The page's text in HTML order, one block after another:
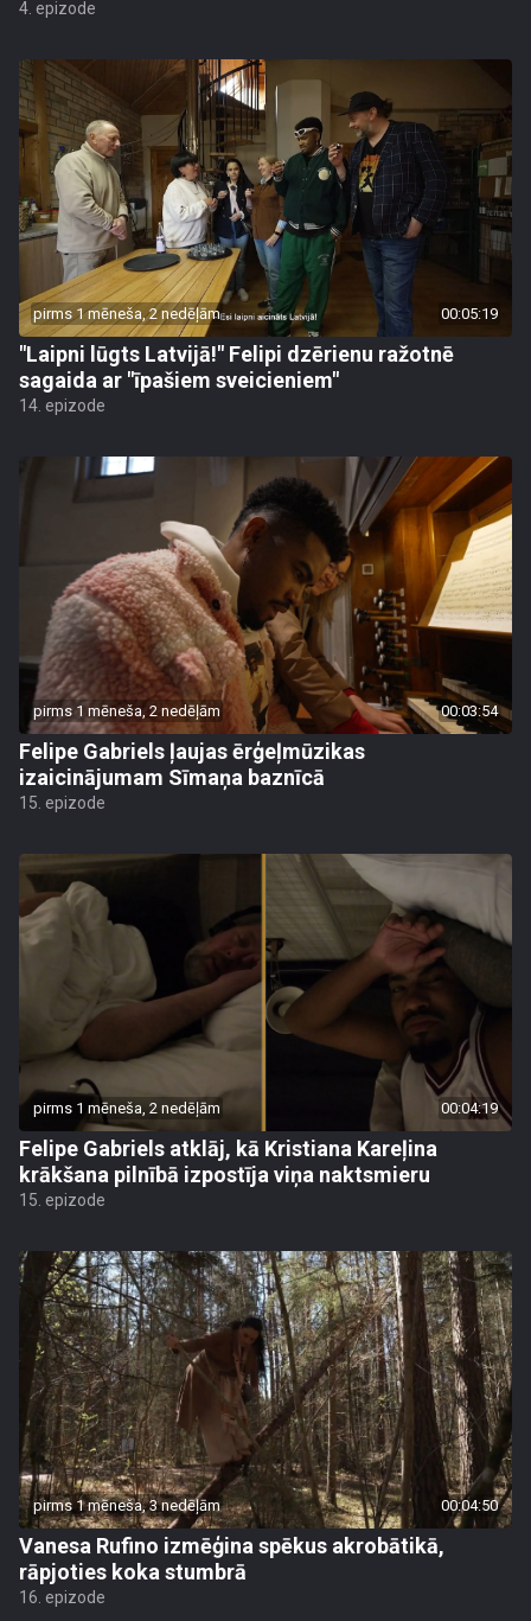
4. epizode
pirms 1 mēneša, 2 nedēļām 00:05:19
"Laipni lūgts Latvijā!" Felipi dzērienu ražotnē
sagaida ar "īpašiem sveicieniem"
14. epizode
pirms 1 mēneša, 2 nedēļām 00:03:54
Felipe Gabriels ļaujas ērģeļmūzikas
izaicinājumam Sīmaņa baznīcā
15. epizode
pirms 1 mēneša, 2 nedēļām 00:04:19
Felipe Gabriels atklāj, kā Kristiana Kareļina
krākšana pilnībā izpostīja viņa naktsmieru
15. epizode
pirms 1 mēneša, 3 nedēļām 00:04:50
Vanesa Rufino izmēģina spēkus akrobātikā,
rāpjoties koka stumbrā
16. epizode